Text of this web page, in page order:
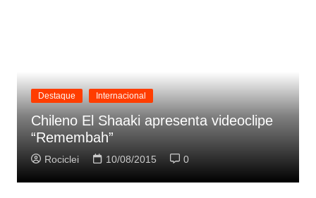
Destaque Internacional
Chileno El Shaaki apresenta videoclipe
“Remembah”
Rociclei 10/08/2015 0